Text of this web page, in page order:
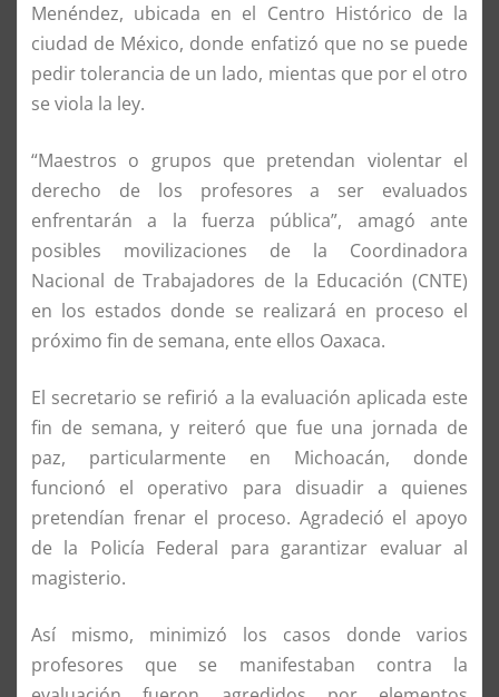
Menéndez, ubicada en el Centro Histórico de la
ciudad de México, donde enfatizó que no se puede
pedir tolerancia de un lado, mientas que por el otro
se viola la ley.
“Maestros o grupos que pretendan violentar el
derecho de los profesores a ser evaluados
enfrentarán a la fuerza pública”, amagó ante
posibles movilizaciones de la Coordinadora
Nacional de Trabajadores de la Educación (CNTE)
en los estados donde se realizará en proceso el
próximo fin de semana, ente ellos Oaxaca.
El secretario se refirió a la evaluación aplicada este
fin de semana, y reiteró que fue una jornada de
paz, particularmente en Michoacán, donde
funcionó el operativo para disuadir a quienes
pretendían frenar el proceso. Agradeció el apoyo
de la Policía Federal para garantizar evaluar al
magisterio.
Así mismo, minimizó los casos donde varios
profesores que se manifestaban contra la